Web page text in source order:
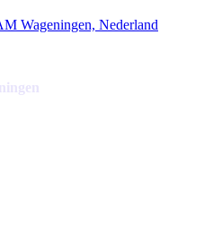
Wageningen, Nederland